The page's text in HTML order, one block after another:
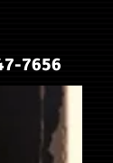
7656